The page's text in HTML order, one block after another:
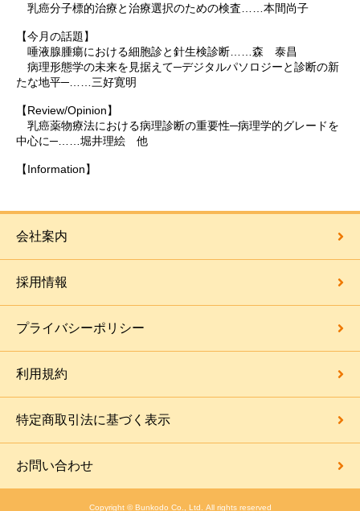
乳癌分子標的治療と治療選択のための検査……本間尚子
【今月の話題】
唾液腺腫瘍における細胞診と針生検診断……森 泰昌
病理形態学の未来を見据えて─デジタルパソロジーと診断の新
たな地平─……三好寛明
【Review/Opinion】
乳癌薬物療法における病理診断の重要性─病理学的グレードを
中心に─……堀井理絵 他
【Information】
会社案内
採用情報
プライバシーポリシー
利用規約
特定商取引法に基づく表示
お問い合わせ
Copyright © Bunkodo Co., Ltd. All rights reserved